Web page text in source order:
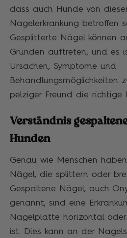
dass auch Hunde von
Nagelerkrankung betroffen
Gesplitterte Nägel können
Gründen auftreten, und es
Ursachen, Symptome und
Behandlungsmöglichkeiten
pelziger Freund die richtige
Verständnis
Hunden
Genau wie Menschen
Nägel, die splittern oder
Gespaltene Nägel, auch
genannt, sind eine
Nagelplatte horizontal
ist. Dies kann an der